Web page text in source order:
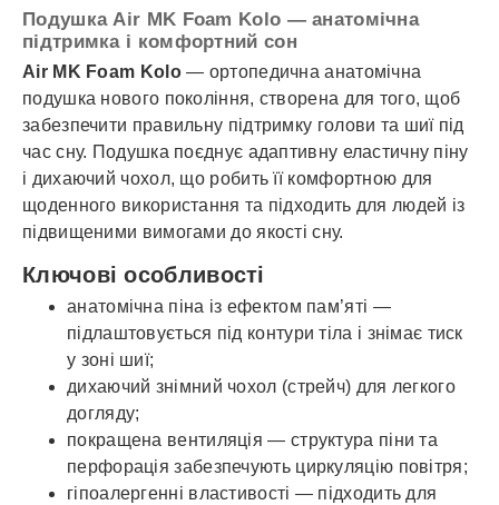
Подушка Air MK Foam Kolo — анатомічна
підтримка і комфортний сон
Air MK Foam Kolo— ортопедична анатомічна
подушка нового покоління, створена для того, щоб
забезпечити правильну підтримку голови та шиї під
час сну. Подушка поєднує адаптивну еластичну піну
і дихаючий чохол, що робить її комфортною для
щоденного використання та підходить для людей із
підвищеними вимогами до якості сну.
Ключові особливості
анатомічна піна із ефектом пам’яті —
підлаштовується під контури тіла і знімає тиск
у зоні шиї;
дихаючий знімний чохол (стрейч) для легкого
догляду;
покращена вентиляція — структура піни та
перфорація забезпечують циркуляцію повітря;
гіпоалергенні властивості — підходить для